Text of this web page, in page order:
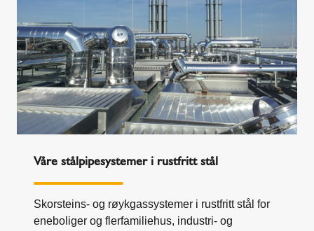
Våre stålpipesystemer i rustfritt stål
Skorsteins- og røykgassystemer i rustfritt stål for
eneboliger og flerfamiliehus, industri- og